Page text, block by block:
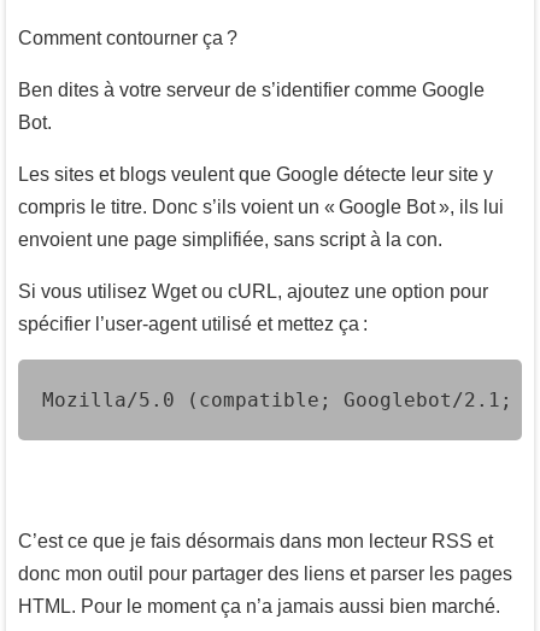
Comment contourner ça ?
Ben dites à votre serveur de s’identifier comme Google
Bot.
Les sites et blogs veulent que Google détecte leur site y
compris le titre. Donc s’ils voient un « Google Bot », ils lui
envoient une page simplifiée, sans script à la con.
Si vous utilisez Wget ou cURL, ajoutez une option pour
spécifier l’user-agent utilisé et mettez ça :
Mozilla/5.0 (compatible; Googlebot/2.1;
C’est ce que je fais désormais dans mon lecteur RSS et
donc mon outil pour partager des liens et parser les pages
HTML. Pour le moment ça n’a jamais aussi bien marché.